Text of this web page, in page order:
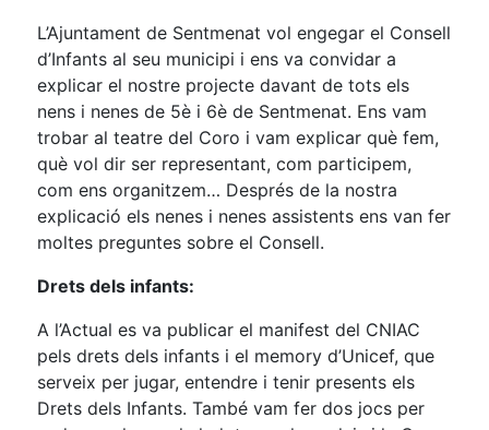
L’Ajuntament de Sentmenat vol engegar el Consell
d’Infants al seu municipi i ens va convidar a
explicar el nostre projecte davant de tots els
nens i nenes de 5è i 6è de Sentmenat. Ens vam
trobar al teatre del Coro i vam explicar què fem,
què vol dir ser representant, com participem,
com ens organitzem… Després de la nostra
explicació els nenes i nenes assistents ens van fer
moltes preguntes sobre el Consell.
Drets dels infants:
A l’Actual es va publicar el manifest del CNIAC
pels drets dels infants i el memory d’Unicef, que
serveix per jugar, entendre i tenir presents els
Drets dels Infants. També vam fer dos jocs per